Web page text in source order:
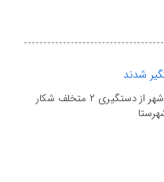
شدند
مدیرکل حفاظت محیط‌زیست استان بوشهر از دستگیری ۲ متخلف شکار